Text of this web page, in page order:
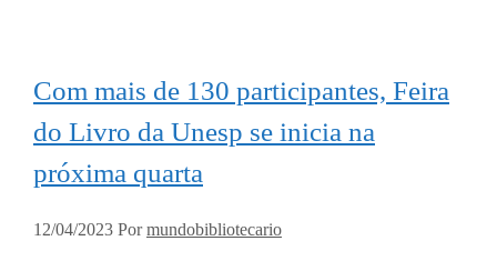
Com mais de 130 participantes, Feira
do Livro da Unesp se inicia na
próxima quarta
12/04/2023 Pormundobibliotecario